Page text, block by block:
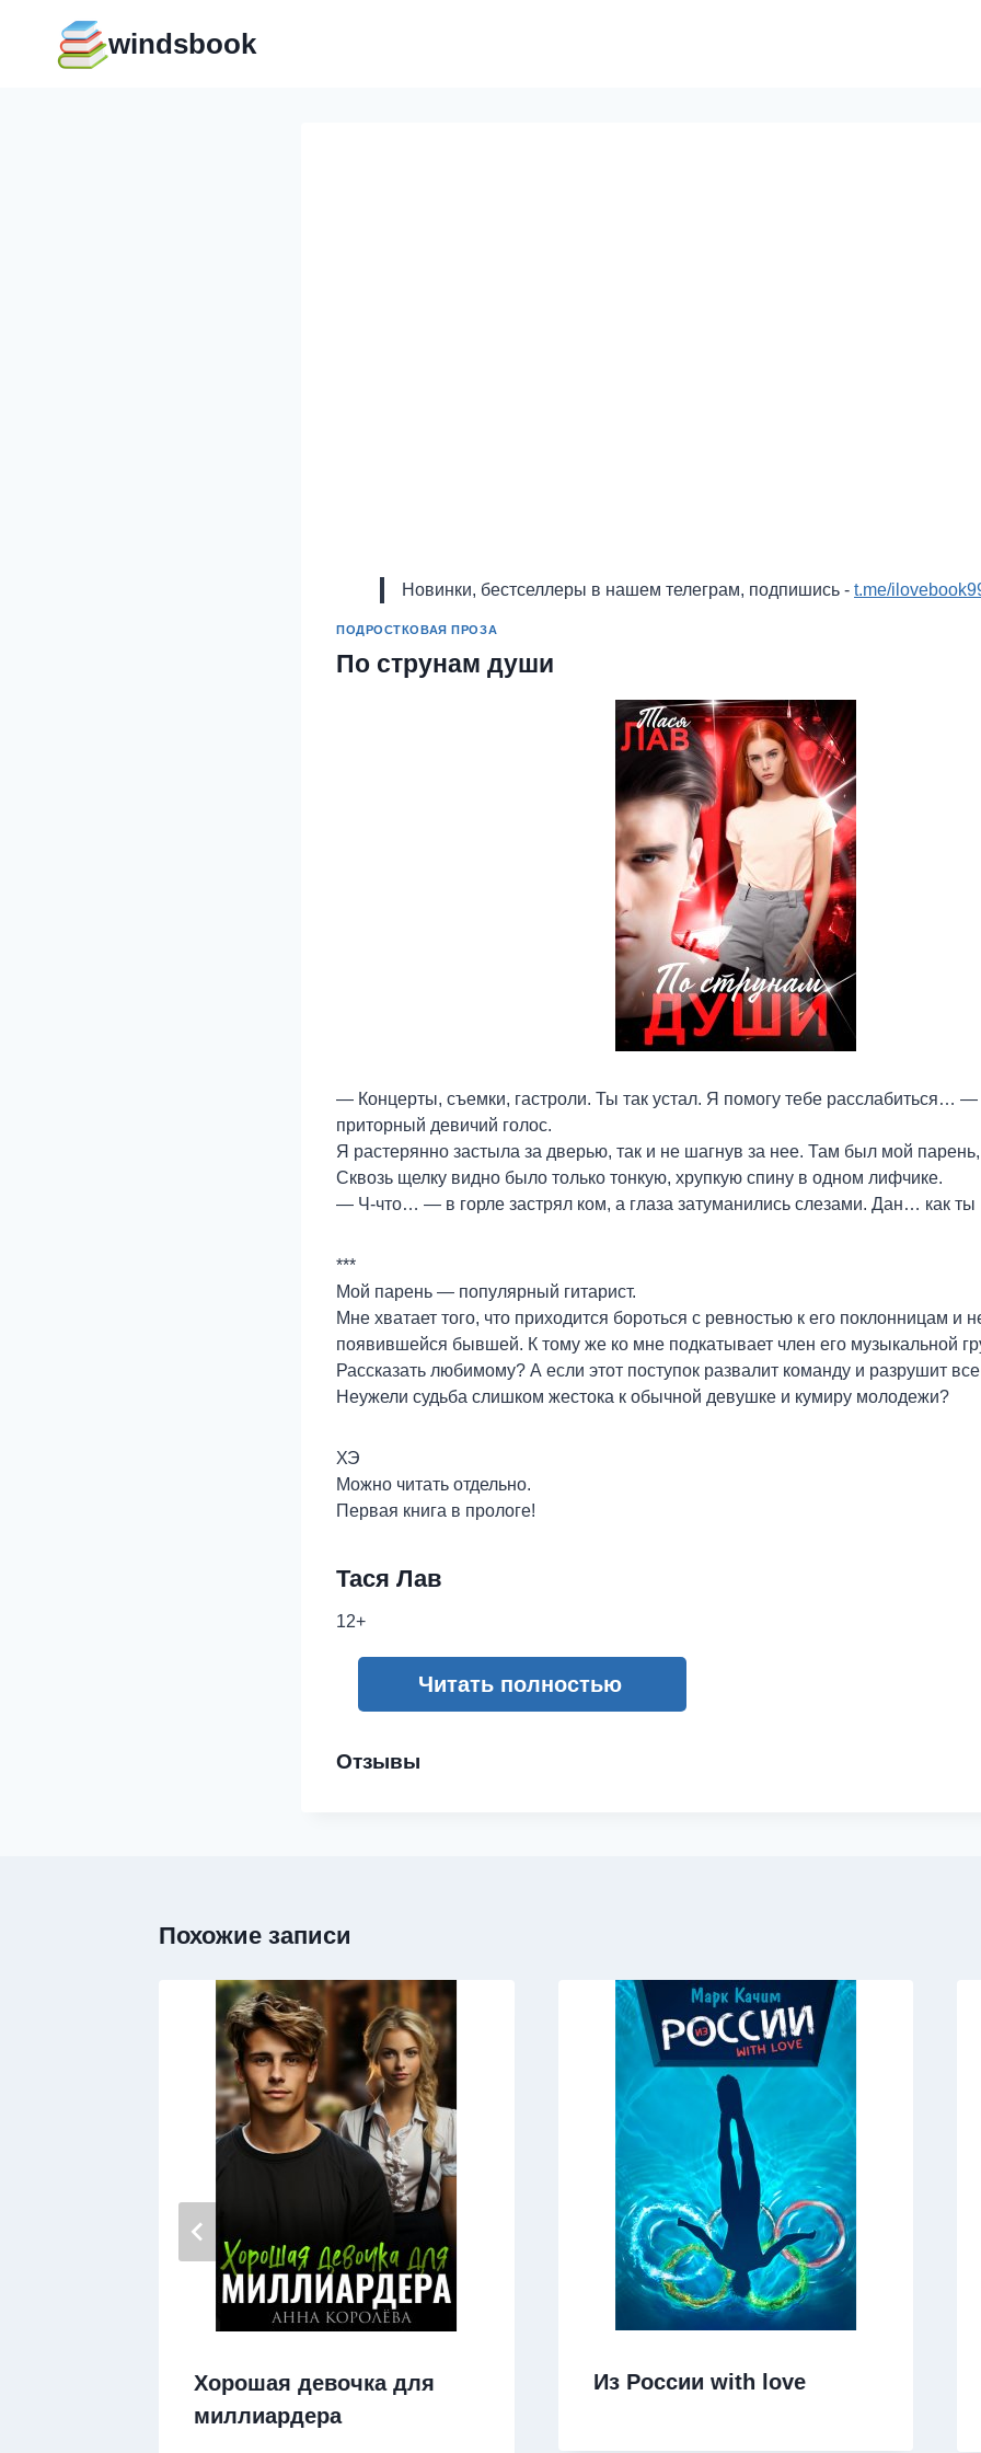
содержимому
windsbook
Новинки, бестселлеры в нашем телеграм, подпишись - t.me/
ПОДРОСТКОВАЯ ПРОЗА
По струнам души
— Концерты, съемки, гастроли. Ты так устал. Я помогу тебе расслабиться… —
приторный девичий голос.
Я растерянно застыла за дверью, так и не шагнув за нее. Там был мой
Сквозь щелку видно было только тонкую, хрупкую спину в одном лифчике.
— Ч-что… — в горле застрял ком, а глаза затуманились слезами. Дан… как ты
***
Мой парень — популярный гитарист.
Мне хватает того, что приходится бороться с ревностью к его поклонницам и
появившейся бывшей. К тому же ко мне подкатывает член его музыкальной
Рассказать любимому? А если этот поступок развалит команду и разрушит
Неужели судьба слишком жестока к обычной девушке и кумиру молодежи?
ХЭ
Можно читать отдельно.
Первая книга в прологе!
Тася Лав
12+
Читать полностью
Отзывы
Похожие записи
Хорошая девочка для
миллиардера
Из России with love